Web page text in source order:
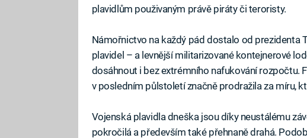
plavidlům použivaným právě piráty či teroristy.
Námořnictvo na každý pád dostalo od prezidenta
plavidel – a levnější militarizované kontejnerové
dosáhnout i bez extrémního nafukování rozpočtu.
v posledním půlstoletí značně prodražila za míru,
Vojenská plavidla dneška jsou díky neustálému
pokročilá a především také přehnaně drahá.